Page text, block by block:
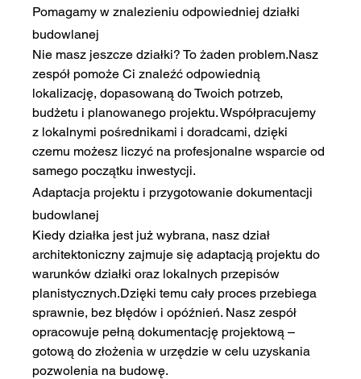
Pomagamy w znalezieniu odpowiedniej działki
budowlanej
Nie masz jeszcze działki? To żaden problem.Nasz
zespół pomoże Ci znaleźć odpowiednią
lokalizację, dopasowaną do Twoich potrzeb,
budżetu i planowanego projektu. Współpracujemy
z lokalnymi pośrednikami i doradcami, dzięki
czemu możesz liczyć na profesjonalne wsparcie od
samego początku inwestycji.
Adaptacja projektu i przygotowanie dokumentacji
budowlanej
Kiedy działka jest już wybrana, nasz dział
architektoniczny zajmuje się adaptacją projektu do
warunków działki oraz lokalnych przepisów
planistycznych.Dzięki temu cały proces przebiega
sprawnie, bez błędów i opóźnień. Nasz zespół
opracowuje pełną dokumentację projektową –
gotową do złożenia w urzędzie w celu uzyskania
pozwolenia na budowę.